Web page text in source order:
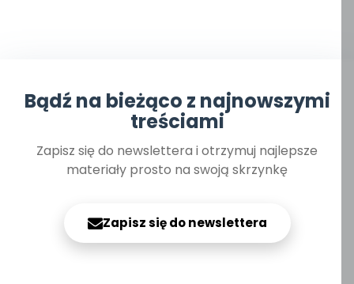
Bądź na bieżąco z najnowszymi
treściami
Zapisz się do newslettera i otrzymuj najlepsze
materiały prosto na swoją skrzynkę
Zapisz się do newslettera